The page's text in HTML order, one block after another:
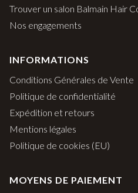
Trouver un salon Balmain Hair
Nos engagements
INFORMATIONS
Conditions Générales de Vente
Politique de confidentialité
Expédition et retours
Mentions légales
Politique de cookies (EU)
MOYENS DE PAIEMENT